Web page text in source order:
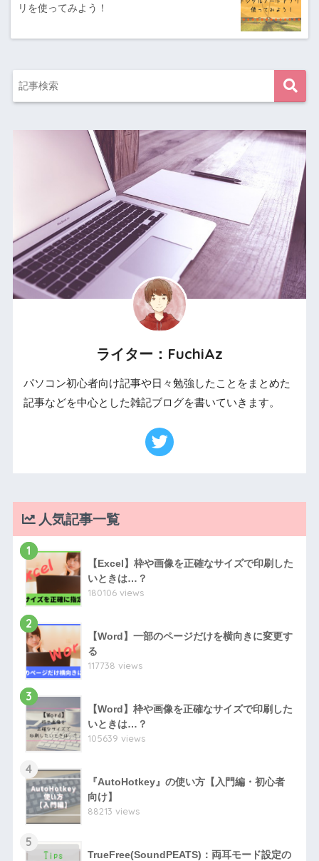
リを使ってみよう！
ライター：FuchiAz
パソコン初心者向け記事や日々勉強したことをまとめた
記事などを中心とした雑記ブログを書いていきます。
人気記事一覧
1
【Excel】枠や画像を正確なサイズで印刷した
いときは…？
180106 views
2
【Word】一部のページだけを横向きに変更す
る
117738 views
3
【Word】枠や画像を正確なサイズで印刷した
いときは…？
105639 views
4
『AutoHotkey』の使い方【入門編・初心者
向け】
88213 views
5
TrueFree(SoundPEATS)：両耳モード設定の